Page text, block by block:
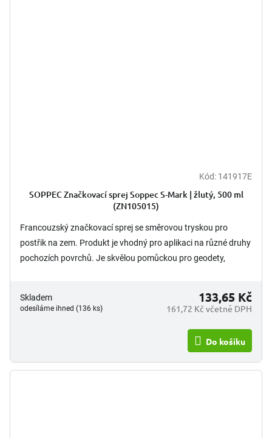
Kód: 141917E
SOPPEC Značkovací sprej Soppec S-Mark | žlutý, 500 ml
(ZN105015)
Francouzský značkovací sprej se směrovou tryskou pro
postřik na zem. Produkt je vhodný pro aplikaci na různé druhy
pochozích povrchů. Je skvělou pomůckou pro geodety,
Skladem
odesíláme ihned (136 ks) 161,72 Kč včetně DPH
133,65 Kč
Do košíku